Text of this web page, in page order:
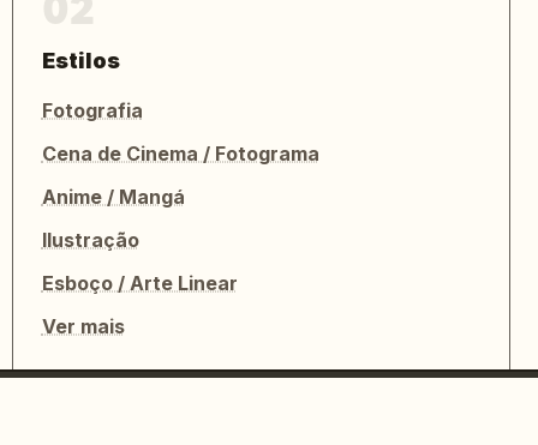
Estilos
Fotografia
Cena de Cinema / Fotograma
Anime / Mangá
Ilustração
Esboço / Arte Linear
Ver mais